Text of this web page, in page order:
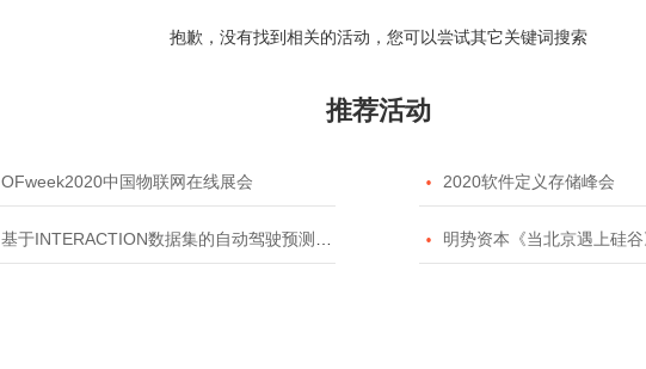
抱歉，没有找到相关的活动，您可以尝试其它关键词搜索
推荐活动
OFweek2020中国物联网在线展会  2020软件定义存储峰会
基于INTERACTION数据集的自动驾驶预测模型挑战赛  明势资本《当北京遇上硅谷》系列